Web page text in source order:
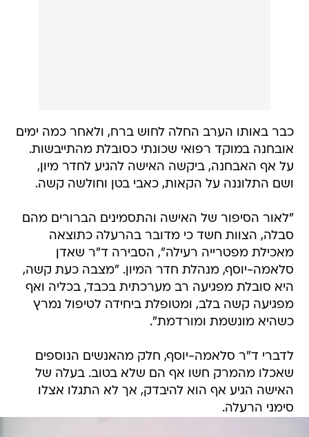
כבר באותו הערב החלה לחוש ברח, ולאחר כמה ימים
אובחנה במוקד רפואי שכונתי כסובלת מהתייבשות.
על אף האבחנה, ביקשה האישה להגיע לחדר מיון,
ושם התלוננה על הקאות, כאבי בטן וחולשה קשה.
"לאור הסיפור של האישה והתסמינים הברורים מהם
סבלה, הצוות חשד כי מדובר בהרעלה כתוצאה
מאכילת מפטרייה רעילה", הסבירה ד"ר שאדן
סלאמה-יוסף, מנהלת חדר המיון. "מצבה כעת קשה,
היא סובלת מפגיעה רב מערכתית בכבד, בכליה ואף
מפגיעה קשה בלב, ומטופלת ביחידה לטיפול נמרץ
כשהיא מונשמת ומורדמת".
לדברי ד"ר סלאמה-יוסף, חלק מהאנשים הנוספים
שאכלו מהמרק חשו אף הם שלא בטוב. בעלה של
האישה הגיע אף הוא להיבדק, אך לא התגלו אצלו
סימני הרעלה.